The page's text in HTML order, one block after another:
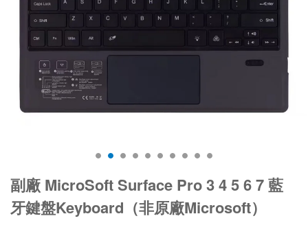
副廠 MicroSoft Surface Pro 3 4 5 6 7 藍
牙鍵盤Keyboard（非原廠Microsoft）